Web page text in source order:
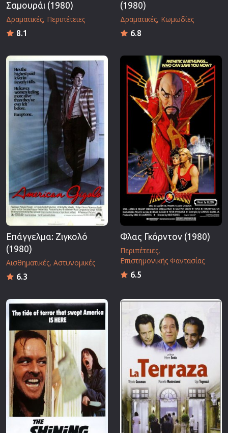
Σαμουράι (1980)
Δραματικές Περιπέτειες
8.1
(1980)
Δραματικές Κωμωδίες
6.8
Επάγγελμα: Ζιγκολό
(1980)
Αισθηματικές Αστυνομικές
6.3
Φλας Γκόρντον (1980)
Περιπέτειες
Επιστημονικής Φαντασίας
6.5